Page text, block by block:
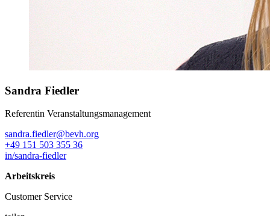
Sandra Fiedler
Referentin Veranstaltungsmanagement
sandra.fiedler@bevh.org
+49 151 503 355 36
in/sandra-fiedler
Arbeitskreis
Customer Service